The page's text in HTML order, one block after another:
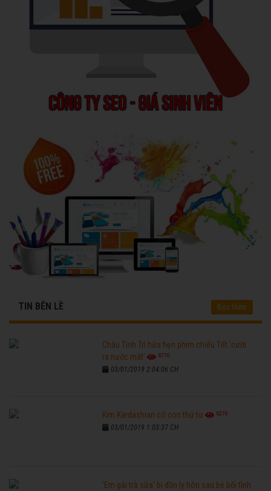
TIN BÊN LỀ Đọc thêm
Châu Tinh Trì hứa hẹn phim chiếu Tết 'cười
ra nước mắt'
6770
03/01/2019 2:04:06 CH
Kim Kardashian có con thứ tư 6270
03/01/2019 1:03:37 CH
'Em gái trà sữa' bị đồn ly hôn sau bê bối tình